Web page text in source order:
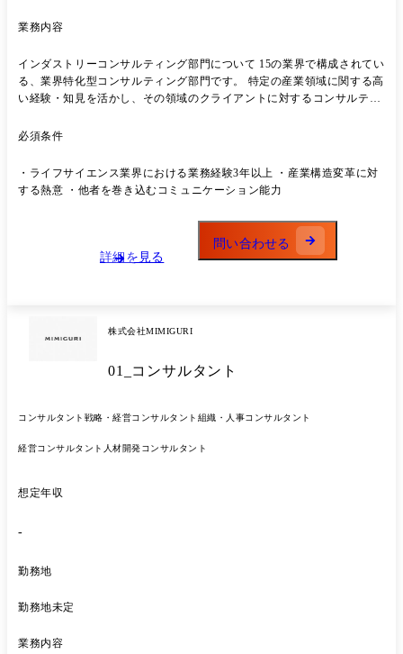
業務内容
インダストリーコンサルティング部門について 15の業界で構成されてい
る、業界特化型コンサルティング部門です。 特定の産業領域に関する高
い経験・知見を活かし、その領域のクライアントに対するコンサルティ
ィングも行っています。 本ポジションでは、自動車業界の経営/テクノ
きます。 主要なプロジェクトテーマは以下の通りとなります。 ・全社
戦略策定、事業企画支援 ・営業改革、SCM改革、CRM改革などの構
行支援 ・ビジネス・業務・システムの課題抽出、デジタルを活用した変
革テーマ企画・立案・実行推進 ・デジタル/IT戦略・計画～実行支援 プ
ロジェクト事例 ・自動運転LV4車両の市場ローンチ戦略策定 ・EVを活
ランスフォーメーションのプランニングから実行支援を行っています。
必須条件
・ライフサイエンス業界における業務経験3年以上 ・産業構造変革に対
する熱意 ・他者を巻き込むコミュニケーション能力
詳細を見る
問い合わせる
株式会社MIMIGURI
01_コンサルタント
コンサルタント 戦略・経営コンサルタント 組織・人事コンサルタント
経営コンサルタント 人材開発コンサルタント
想定年収
-
勤務地
勤務地未定
業務内容